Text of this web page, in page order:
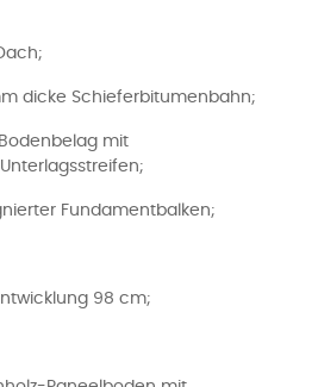
dicke Schieferbitumenbahn;
mit
Fundamentbalken;
98 cm;